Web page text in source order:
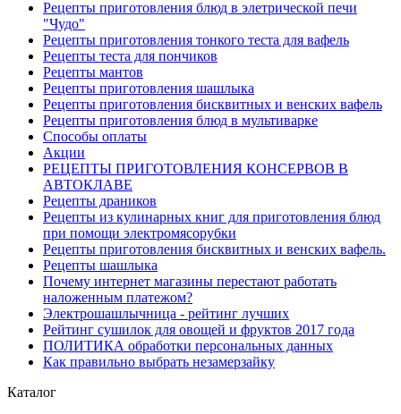
Рецепты приготовления блюд в элетрической печи
"Чудо"
Рецепты приготовления тонкого теста для вафель
Рецепты теста для пончиков
Рецепты мантов
Рецепты приготовления шашлыка
Рецепты приготовления бисквитных и венских вафель
Рецепты приготовления блюд в мультиварке
Способы оплаты
Акции
РЕЦЕПТЫ ПРИГОТОВЛЕНИЯ КОНСЕРВОВ В
АВТОКЛАВЕ
Рецепты драников
Рецепты из кулинарных книг для приготовления блюд
при помощи электромясорубки
Рецепты приготовления бисквитных и венских вафель.
Рецепты шашлыка
Почему интернет магазины перестают работать
наложенным платежом?
Электрошашлычница - рейтинг лучших
Рейтинг сушилок для овощей и фруктов 2017 года
ПОЛИТИКА обработки персональных данных
Как правильно выбрать незамерзайку
Каталог